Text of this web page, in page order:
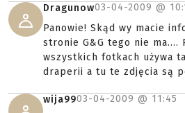
Dragunow03-04-2009 @
Panowie! Skąd wy macie
stronie G&G tego nie ma....
wszystkich fotkach używa
draperii a tu te zdjęcia są
wija9903-04-2009 @ 11:45